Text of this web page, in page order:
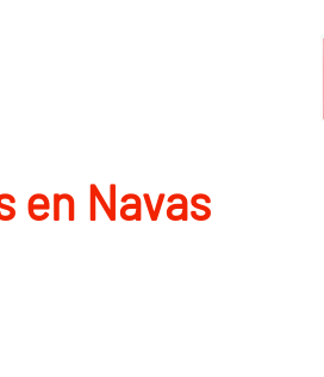
en Navas